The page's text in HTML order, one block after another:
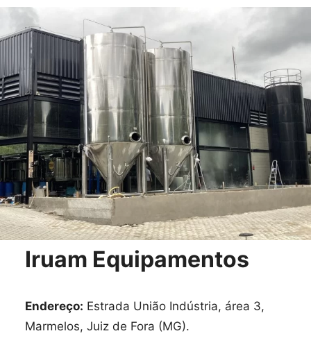
Iruam Equipamentos
Endereço: Estrada União Indústria, área 3,
Marmelos, Juiz de Fora (MG).